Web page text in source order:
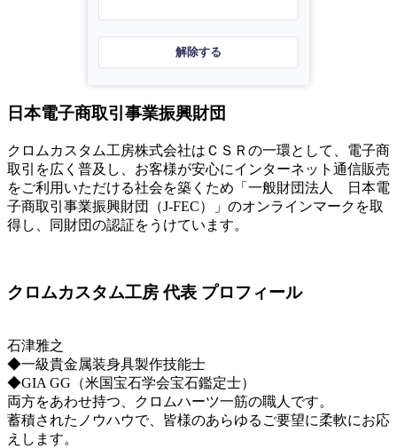
解除する
日本電子商取引事業振興財団
クロムカスタム工房株式会社はＣＳＲの一環として、電子商
取引を広く普及し、お客様が安心にインターネット通信販売
をご利用いただける社会を築くため「一般財団法人 日本電
子商取引事業振興財団（J-FEC）」のオンラインマークを取
得し、同財団の認証をうけています。
クロムカスタム工房 代表 プロフィール
石津雅之
◆一級貴金属装身具製作技能士
◆GIA GG（米国宝石学会宝石鑑定士）
両方をあわせ持つ、クロムハーツ一筋の職人です。
蓄積されたノウハウで、皆様のあらゆるご要望に柔軟にお応
えします。